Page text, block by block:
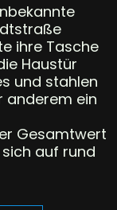
ihre Tasche
Haustür
und stahlen
anderem ein
Gesamtwert
auf rund